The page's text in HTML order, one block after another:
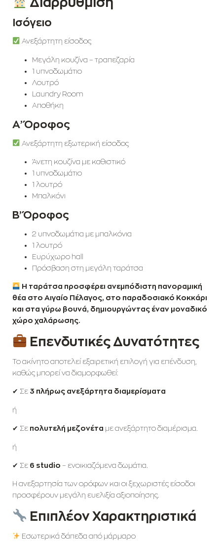
Ισόγειο
Ανεξάρτητη είσοδος
Μεγάλη κουζίνα – τραπεζαρία
1 υπνοδωμάτιο
Λουτρό
Laundry Room
Αποθήκη
Α’ Όροφος
Ανεξάρτητη εξωτερική είσοδος
Άνετη κουζίνα με καθιστικό
1 υπνοδωμάτιο
1 λουτρό
Μπαλκόνι
Β’ Όροφος
2 υπνοδωμάτια με μπαλκόνια
1 λουτρό
Ευρύχωρο hall
Πρόσβαση στη μεγάλη ταράτσα
Η ταράτσα προσφέρει ανεμπόδιστη πανοραμική
θέα στο Αιγαίο Πέλαγος, στο παραδοσιακό Κοκκάρι
και στα γύρω βουνά, δημιουργώντας έναν μοναδικό
χώρο χαλάρωσης.
Επενδυτικές Δυνατότητες
Το ακίνητο αποτελεί εξαιρετική επιλογή για επένδυση,
καθώς μπορεί να διαμορφωθεί:
✔ Σε 3 πλήρως ανεξάρτητα διαμερίσματα
ή
✔ Σε πολυτελή μεζονέτα με ανεξάρτητο διαμέρισμα.
ή
✔ Σε 6 studio – ενοικιαζόμενα δωμάτια.
Η ανεξαρτησία των ορόφων και οι ξεχωριστές είσοδοι
προσφέρουν μεγάλη ευελιξία αξιοποίησης.
Επιπλέον Χαρακτηριστικά
Εσωτερικά δάπεδα από μάρμαρο